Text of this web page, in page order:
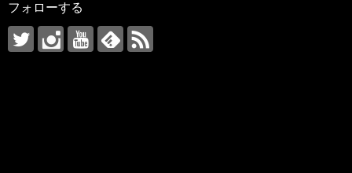
フォローする